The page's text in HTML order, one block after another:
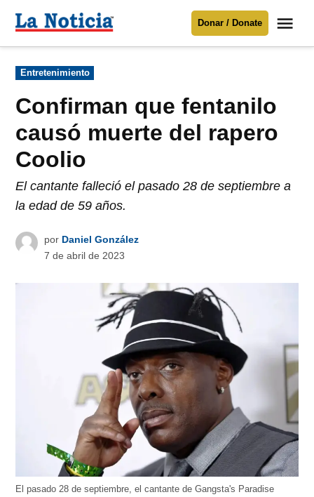
Para mantenerte informado necesitamos
Donar
contenido
Noticia
Donar / Donate
Publicado
en
Entretenimiento
Confirman que fentanilo
causó muerte del rapero
Coolio
El cantante falleció el pasado 28 de septiembre a
la edad de 59 años.
por Daniel González
7 de abril de 2023
El pasado 28 de septiembre, el cantante de Gangsta's Paradise